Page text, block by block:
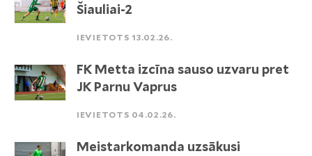
Šiauliai-2
IEVIETOTS 13.02.26.
FK Metta izcīna sauso uzvaru pret
JK Parnu Vaprus
IEVIETOTS 04.02.26.
Meistarkomanda uzsākusi